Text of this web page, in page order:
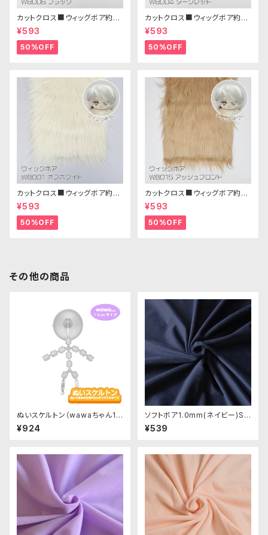
カットクロス■ウィッグボア約8c
m(ブラック)WB006ボア生地 2
5cm × 45cm
¥593
50%OFF
カットクロス■ウィッグボア約8c
m(ダークレッド)WB004ボア生
地 25cm × 45cm
¥593
50%OFF
カットクロス■ウィッグボア約8c
m(オフホワイト)WB001 ボア生
地 25cm × 45cm
¥593
50%OFF
カットクロス■ウィッグボア約8c
m(アッシュブロンド)WB015 ボ
ア生地 25cm × 45cm
¥593
50%OFF
その他の商品
ぬいスケルトン（wawaちゃん15
cmサイズ）人型ぬいぐるみ用ナ
チュラル可動骨格
¥924
ソフトボア1.0mm(ネイビー)SS
B008 ぬいぐるみ用短毛ボア生
地 20cm
¥539